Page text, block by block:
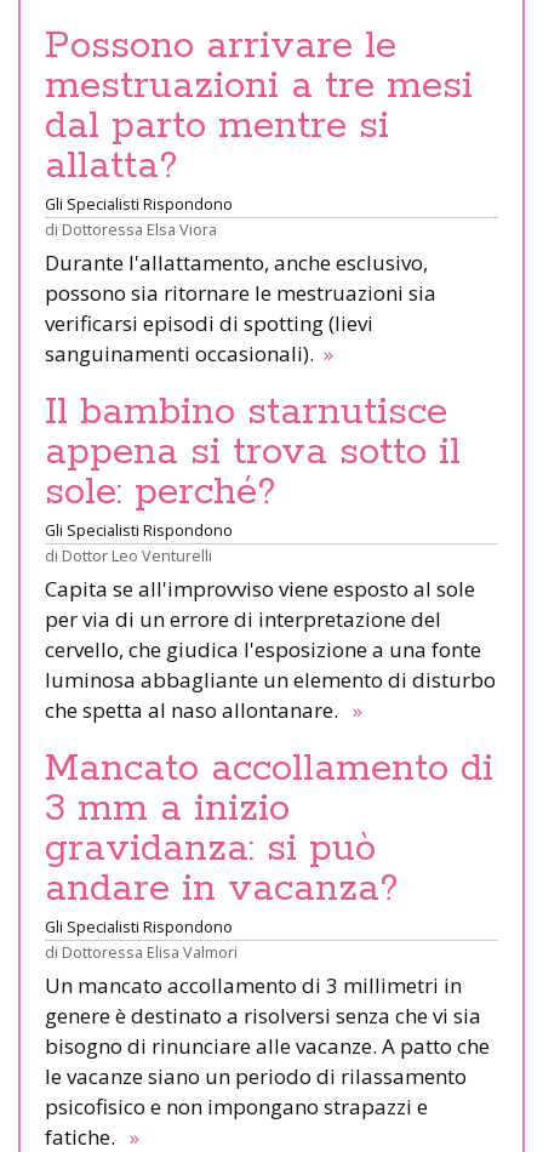
Possono arrivare le
mestruazioni a tre mesi
dal parto mentre si
allatta?
Gli Specialisti Rispondono
di Dottoressa Elsa Viora
Durante l'allattamento, anche esclusivo,
possono sia ritornare le mestruazioni sia
verificarsi episodi di spotting (lievi
sanguinamenti occasionali). »
Il bambino starnutisce
appena si trova sotto il
sole: perché?
Gli Specialisti Rispondono
di Dottor Leo Venturelli
Capita se all'improvviso viene esposto al sole
per via di un errore di interpretazione del
cervello, che giudica l'esposizione a una fonte
luminosa abbagliante un elemento di disturbo
che spetta al naso allontanare. »
Mancato accollamento di
3 mm a inizio
gravidanza: si può
andare in vacanza?
Gli Specialisti Rispondono
di Dottoressa Elisa Valmori
Un mancato accollamento di 3 millimetri in
genere è destinato a risolversi senza che vi sia
bisogno di rinunciare alle vacanze. A patto che
le vacanze siano un periodo di rilassamento
psicofisico e non impongano strapazzi e
fatiche. »